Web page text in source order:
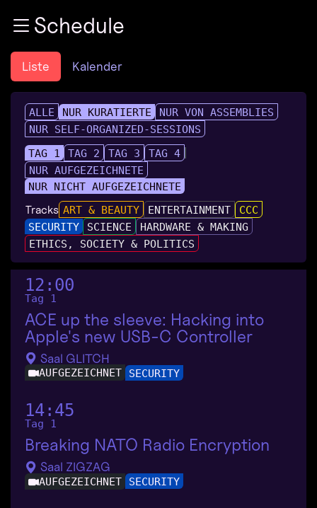
Zum InhaltSchedule
Liste Kalender
ALLE NUR KURATIERTE
NUR VON ASSEMBLIES
NUR SELF-ORGANIZED-SESSIONS
TAG 1
TAG 2 TAG 3
TAG 4
NUR AUFGEZEICHNETE
NUR NICHT AUFGEZEICHNETE
Tracks ART & BEAUTY ENTERTAINMENT
CCC
SECURITY
SCIENCE
HARDWARE & MAKING
ETHICS, SOCIETY & POLITICS
12:00
Tag 1
ACE up the sleeve: Hacking into
Apple's new USB-C Controller
Saal GLITCH
AUFGEZEICHNET SECURITY
14:45
Tag 1
Breaking NATO Radio Encryption
Saal ZIGZAG
AUFGEZEICHNET SECURITY